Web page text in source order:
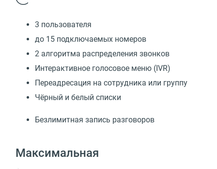
3 пользователя
до 15 подключаемых номеров
2 алгоритма распределения звонков
Интерактивное голосовое меню (IVR)
Переадресация на сотрудника или группу
Чёрный и белый списки
Безлимитная запись разговоров
Максимальная